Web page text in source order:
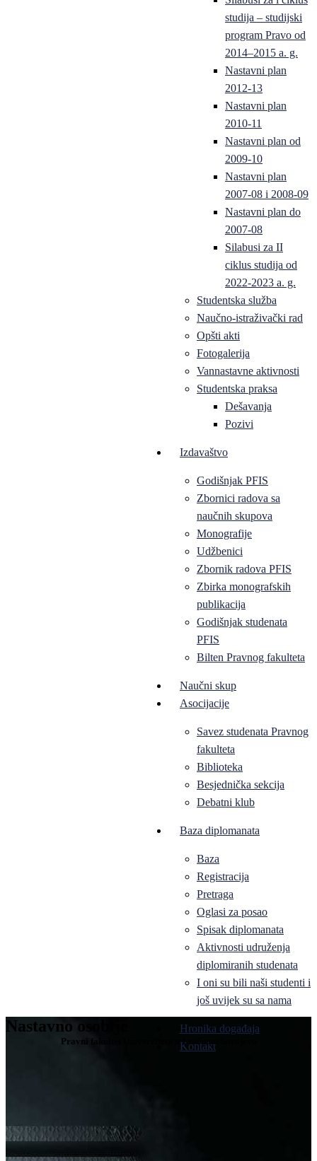
studija – studijski
program Pravo od
2014–2015 a. g.
Nastavni plan
2012-13
Nastavni plan
2010-11
Nastavni plan od
2009-10
Nastavni plan
2007-08 i 2008-09
Nastavni plan do
2007-08
Silabusi za II
ciklus studija od
2022-2023 a. g.
Studentska služba
Naučno-istraživački rad
Opšti akti
Fotogalerija
Vannastavne aktivnosti
Studentska praksa
Dešavanja
Pozivi
Izdavaštvo
Godišnjak PFIS
Zbornici radova sa
naučnih skupova
Monografije
Udžbenici
Zbornik radova PFIS
Zbirka monografskih
publikacija
Godišnjak studenata
PFIS
Bilten Pravnog fakulteta
Naučni skup
Asocijacije
Savez studenata Pravnog
fakulteta
Biblioteka
Besjednička sekcija
Debatni klub
Baza diplomanata
Baza
Registracija
Pretraga
Oglasi za posao
Spisak diplomanata
Aktivnosti udruženja
diplomiranih studenata
I oni su bili naši studenti i
još uvijek su sa nama
Hronika događaja
Kontakt
Nastavno osoblje
Pravni fakultet Univerziteta u Istočnom Sarajevu